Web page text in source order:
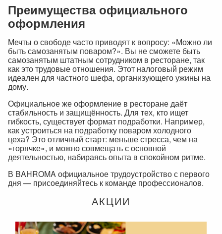
Преимущества официального
оформления
Мечты о свободе часто приводят к вопросу: «Можно ли
быть самозанятым поваром?». Вы не сможете быть
самозанятым штатным сотрудником в ресторане, так
как это трудовые отношения. Этот налоговый режим
идеален для частного шефа, организующего ужины на
дому.
Официальное же оформление в ресторане даёт
стабильность и защищённость. Для тех, кто ищет
гибкость, существует формат подработки. Например,
как устроиться на подработку поваром холодного
цеха? Это отличный старт: меньше стресса, чем на
«горячке», и можно совмещать с основной
деятельностью, набираясь опыта в спокойном ритме.
В BAHROMA официальное трудоустройство с первого
дня — присоединяйтесь к команде профессионалов.
АКЦИИ